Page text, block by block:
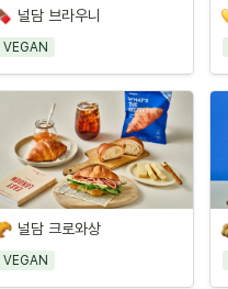
널담 브라우니
VEGAN
널담 크로와상
VEGAN